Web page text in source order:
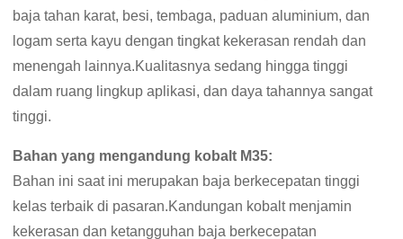
baja tahan karat, besi, tembaga, paduan aluminium, dan
logam serta kayu dengan tingkat kekerasan rendah dan
menengah lainnya.Kualitasnya sedang hingga tinggi
dalam ruang lingkup aplikasi, dan daya tahannya sangat
tinggi.
Bahan yang mengandung kobalt M35:
Bahan ini saat ini merupakan baja berkecepatan tinggi
kelas terbaik di pasaran.Kandungan kobalt menjamin
kekerasan dan ketangguhan baja berkecepatan